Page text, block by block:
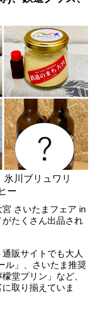
川ブリュワリ
ー
さいたまフェア in
たくさん出品され
販サイトでも大人
ル」、さいたま推奨
堂プリン」など、
取り揃えていま